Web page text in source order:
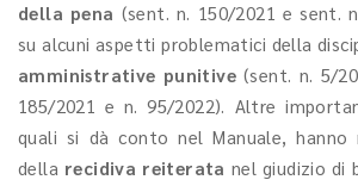
della pena (sent. n. 150/2021 e sent.
su alcuni aspetti problematici della
amministrative punitive(sent. n. 5/
185/2021 e n. 95/2022). Altre
quali si dà conto nel Manuale,
della recidiva reiterata nel giudizio di